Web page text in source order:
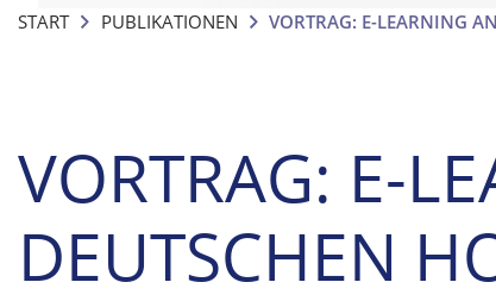
START PUBLIKATIONEN VORTRAG: E-LEARNING
VORTRAG: E-
DEUTSCHEN